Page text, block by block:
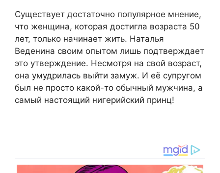
Существует достаточно популярное мнение,
что женщина, которая достигла возраста 50
лет, только начинает жить. Наталья
Веденина своим опытом лишь подтверждает
это утверждение. Несмотря на свой возраст,
она умудрилась выйти замуж. И её супругом
был не просто какой-то обычный мужчина, а
самый настоящий нигерийский принц!